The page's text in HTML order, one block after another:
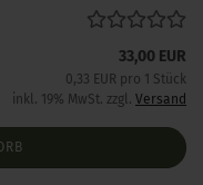
33,00 EUR
0,33 EUR pro 1 Stück
inkl. 19% MwSt. zzgl. Versand